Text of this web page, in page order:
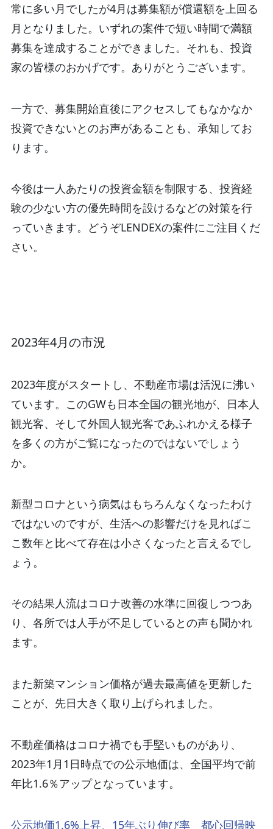
常に多い月でしたが4月は募集額が償還額を上回る
月となりました。いずれの案件で短い時間で満額
募集を達成することができました。それも、投資
家の皆様のおかげです。ありがとうございます。
一方で、募集開始直後にアクセスしてもなかなか
投資できないとのお声があることも、承知してお
ります。
今後は一人あたりの投資金額を制限する、投資経
験の少ない方の優先時間を設けるなどの対策を行
っていきます。どうぞLENDEXの案件にご注目くだ
さい。
2023年4月の市況
2023年度がスタートし、不動産市場は活況に沸い
ています。このGWも日本全国の観光地が、日本人
観光客、そして外国人観光客であふれかえる様子
を多くの方がご覧になったのではないでしょう
か。
新型コロナという病気はもちろんなくなったわけ
ではないのですが、生活への影響だけを見ればこ
こ数年と比べて存在は小さくなったと言えるでし
ょう。
その結果人流はコロナ改善の水準に回復しつつあ
り、各所では人手が不足しているとの声も聞かれ
ます。
また新築マンション価格が過去最高値を更新した
ことが、先日大きく取り上げられました。
不動産価格はコロナ禍でも手堅いものがあり、
2023年1月1日時点での公示地価は、全国平均で前
年比1.6％アップとなっています。
公示地価1.6%上昇、15年ぶり伸び率 都心回帰映